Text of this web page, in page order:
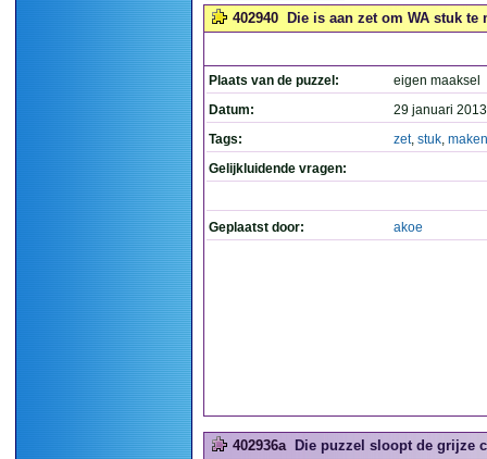
402940 Die is aan zet om WA stuk te
Plaats van de puzzel:
eigen maaksel
Datum:
29 januari
Tags:
zet, stuk, maken
Gelijkluidende vragen:
Geplaatst door: akoe
402936a Die puzzel sloopt de grijze